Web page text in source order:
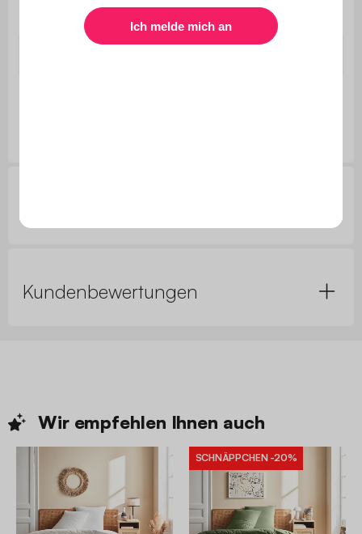
Kundenbewertungen
Wir empfehlen Ihnen auch
SCHNÄPPCHEN -20%